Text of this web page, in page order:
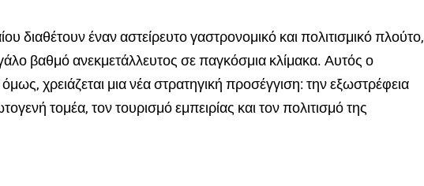
διαθέτουν έναν αστείρευτο γαστρονομικό και πολιτισμικό πλούτο,
βαθμό ανεκμετάλλευτος σε παγκόσμια κλίμακα. Αυτός ο
χρειάζεται μια νέα στρατηγική προσέγγιση: την εξωστρέφεια
τομέα, τον τουρισμό εμπειρίας και τον πολιτισμό της